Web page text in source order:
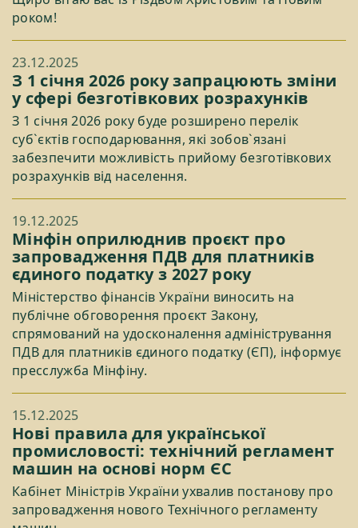
роком!
23.12.2025
З 1 січня 2026 року запрацюють зміни
у сфері безготівкових розрахунків
З 1 січня 2026 року буде розширено перелік
суб`єктів господарювання, які зобов`язані
забезпечити можливість прийому безготівкових
розрахунків від населення.
19.12.2025
Мінфін оприлюднив проєкт про
запровадження ПДВ для платників
єдиного податку з 2027 року
Міністерство фінансів України виносить на
публічне обговорення проєкт Закону,
спрямований на удосконалення адміністрування
ПДВ для платників єдиного податку (ЄП), інформує
пресслужба Мінфіну.
15.12.2025
Нові правила для української
промисловості: технічний регламент
машин на основі норм ЄС
Кабінет Міністрів України ухвалив постанову про
запровадження нового Технічного регламенту